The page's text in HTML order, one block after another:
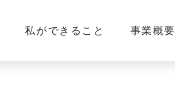
私ができること 事業概要